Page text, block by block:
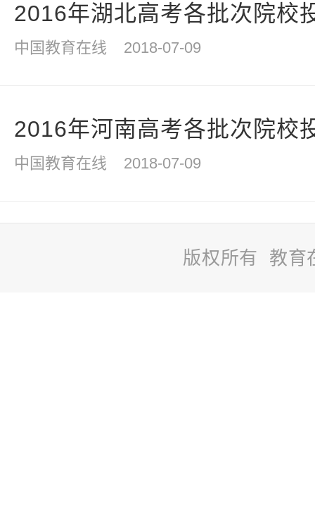
2016年湖北高考各批次院校
中国教育在线 2018-07-09
2016年河南高考各批次院校
中国教育在线 2018-07-09
版权所有 教育